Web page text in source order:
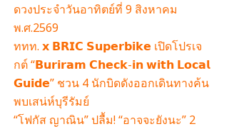
ดวงประจำวันอาทิตย์ที่ 9 สิงหาคม
พ.ศ.2569
ททท. 𝘅 𝗕𝗥𝗜𝗖 𝗦𝘂𝗽𝗲𝗿𝗯𝗶𝗸𝗲 เปิดโปรเจ
กต์ “𝗕𝘂𝗿𝗶𝗿𝗮𝗺 𝗖𝗵𝗲𝗰𝗸-𝗶𝗻 𝘄𝗶𝘁𝗵 𝗟𝗼𝗰𝗮𝗹
𝗚𝘂𝗶𝗱𝗲” ชวน 4 นักบิดดังออกเดินทางค้น
พบเสน่ห์บุรีรัมย์
“โฟกัส ญาณิน” ปลื้ม! “อาจจะยังนะ” 2